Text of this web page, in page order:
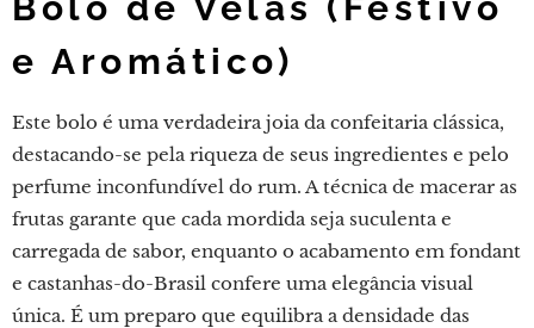
e Aromático)
Este bolo é uma verdadeira joia da confeitaria clássica,
destacando-se pela riqueza de seus ingredientes e pelo
perfume inconfundível do rum. A técnica de macerar as
frutas garante que cada mordida seja suculenta e
carregada de sabor, enquanto o acabamento em fondant
e castanhas-do-Brasil confere uma elegância visual
única. É um preparo que equilibra a densidade das